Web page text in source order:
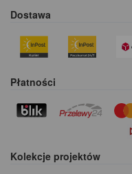
Dostawa
Płatności
Kolekcje projektów